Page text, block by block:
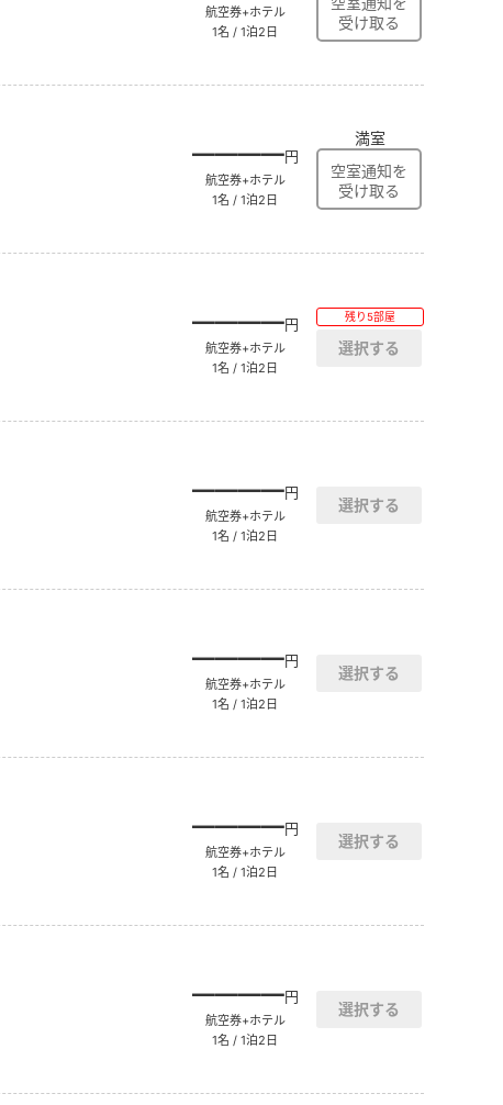
航空券+ホテル
1名 / 1泊2日
――――円
航空券+ホテル
1名 / 1泊2日
満室
――――円
航空券+ホテル
1名 / 1泊2日
残り5部屋
――――円
航空券+ホテル
1名 / 1泊2日
――――円
航空券+ホテル
1名 / 1泊2日
――――円
航空券+ホテル
1名 / 1泊2日
――――円
航空券+ホテル
1名 / 1泊2日